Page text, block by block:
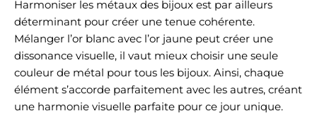
Harmoniser les métaux des bijoux est par ailleurs
déterminant pour créer une tenue cohérente.
Mélanger l’or blanc avec l’or jaune peut créer une
dissonance visuelle, il vaut mieux choisir une seule
couleur de métal pour tous les bijoux. Ainsi, chaque
élément s’accorde parfaitement avec les autres, créant
une harmonie visuelle parfaite pour ce jour unique.